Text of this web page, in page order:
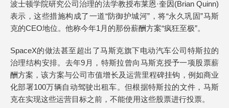
波士顿学院研究公司治理的法学教授布莱恩·奎因(Brian Quinn)
表示，这些措施构成了一道“防御护城河”，将“永久巩固”马斯
克的CEO地位。他称今年1月的那份薪酬方案“疯狂至极”。
SpaceX的做法甚至超出了马斯克旗下电动汽车公司特斯拉的
治理结构安排。去年9月，特斯拉曾向马斯克授予一项股票薪
酬方案，该方案与公司市值增长及运营里程碑挂钩，例如商业
化部署100万辆自动驾驶出租车。但根据特斯拉的文件，马斯
克在实现这些运营目标之前，不能使用这些股票进行投票。